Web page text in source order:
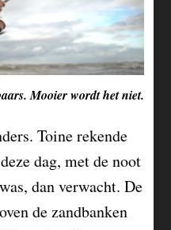
Mooier wordt het niet.
Toine rekende
dag, met de noot
dan verwacht. De
de zandbanken